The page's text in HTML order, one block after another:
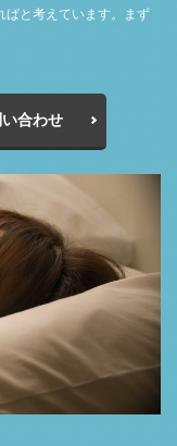
ばと考えています。まず
合わせ